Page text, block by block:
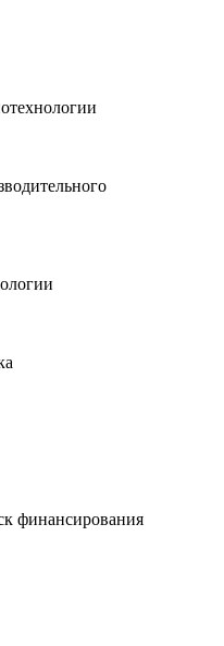
финансирования